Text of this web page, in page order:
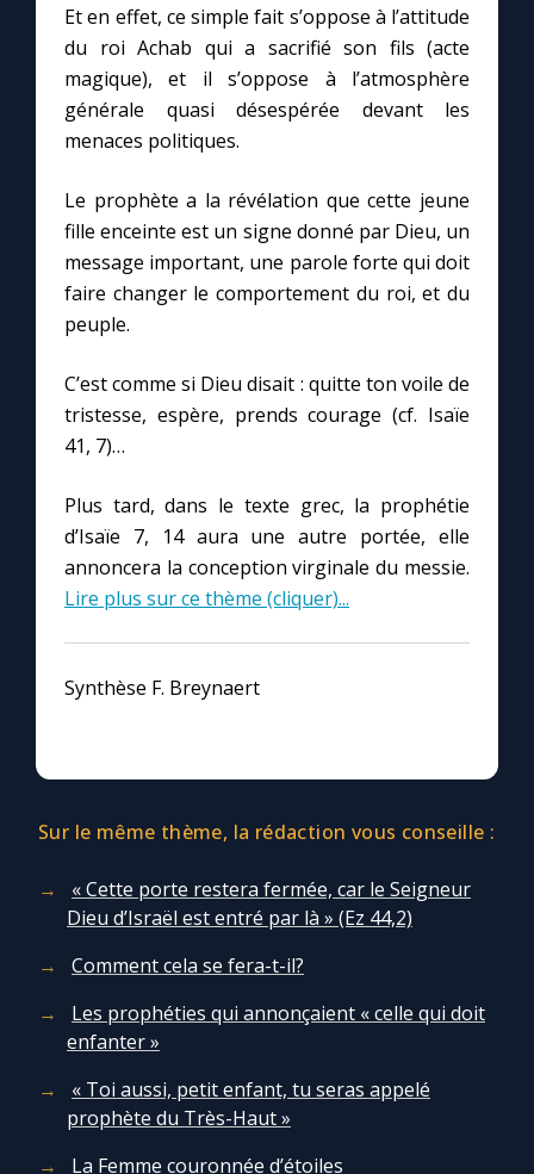
Et en effet, ce simple fait s’oppose à l’attitude
du roi Achab qui a sacrifié son fils (acte
magique), et il s’oppose à l’atmosphère
générale quasi désespérée devant les
menaces politiques.
Le prophète a la révélation que cette jeune
fille enceinte est un signe donné par Dieu, un
message important, une parole forte qui doit
faire changer le comportement du roi, et du
peuple.
C’est comme si Dieu disait : quitte ton voile de
tristesse, espère, prends courage (cf. Isaïe
41, 7)…
Plus tard, dans le texte grec, la prophétie
d’Isaïe 7, 14 aura une autre portée, elle
annoncera la conception virginale du messie.
Lire plus sur ce thème (cliquer)...
Synthèse F. Breynaert
Sur le même thème, la rédaction vous conseille :
« Cette porte restera fermée, car le Seigneur
Dieu d’Israël est entré par là » (Ez 44,2)
Comment cela se fera-t-il?
Les prophéties qui annonçaient « celle qui doit
enfanter »
« Toi aussi, petit enfant, tu seras appelé
prophète du Très-Haut »
La Femme couronnée d’étoiles